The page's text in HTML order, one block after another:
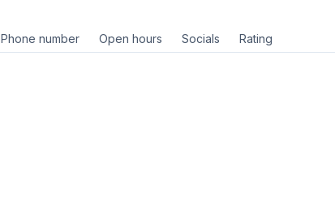
Phone number Open hours Socials Rating